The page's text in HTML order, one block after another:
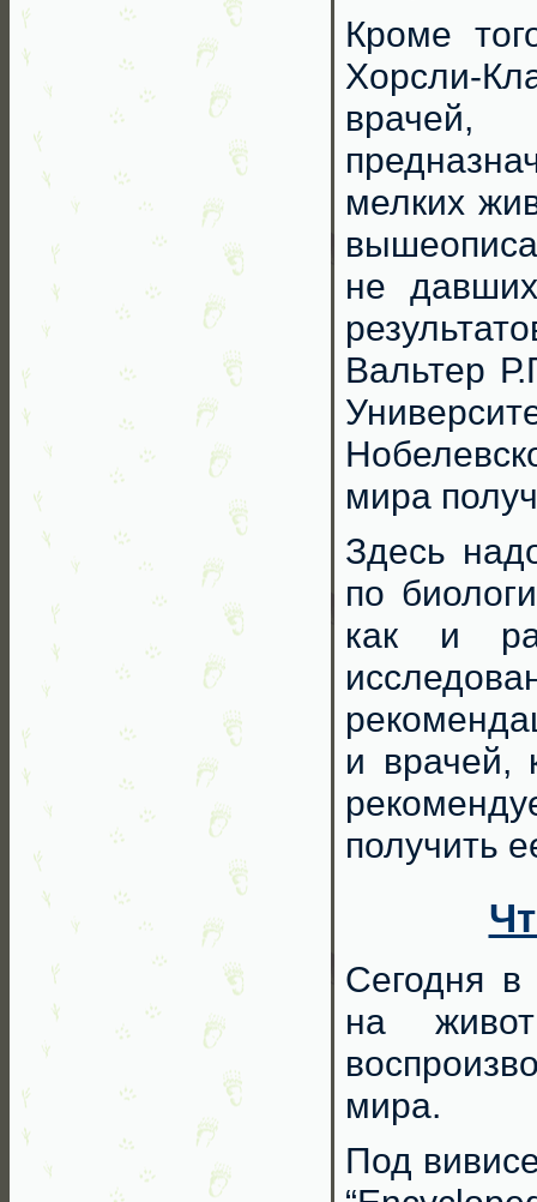
Кроме
Хорсли-
мелких
не
Вальтер
мира
Здесь
по
как и
и врачей,
получить
Сегодня
на
мира.
Под